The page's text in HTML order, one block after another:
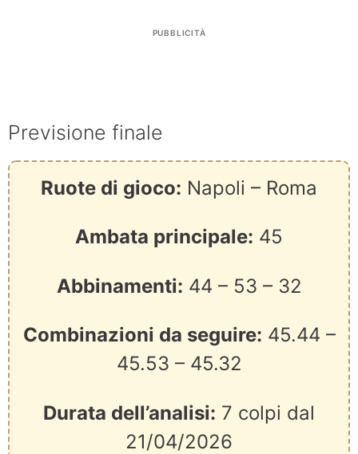
PUBBLICITÀ
Previsione finale
Ruote di gioco: Napoli – Roma
Ambata principale: 45
Abbinamenti: 44 – 53 – 32
Combinazioni da seguire: 45.44 –
45.53 – 45.32
Durata dell’analisi: 7 colpi dal
21/04/2026